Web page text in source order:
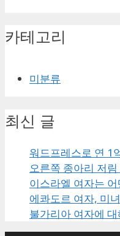
카테고리
미분류
최신 글
워드프레스로 연 1
오른쪽 종아리 저
이스라엘 여자는
에콰도르 여자, 미
불가리아 여자에